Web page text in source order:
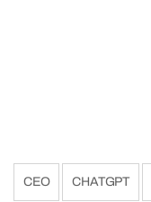
CEO CHATGPT